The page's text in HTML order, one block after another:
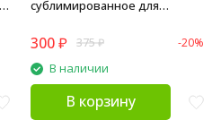
сублимированное для
всех пород, легкое говяжье -
300 ₽ 375₽ -20%
В наличии
В корзину